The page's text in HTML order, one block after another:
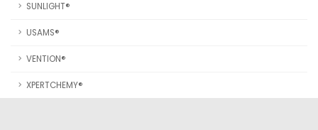
SUNLIGHT®
USAMS®
VENTION®
XPERTCHEMY®